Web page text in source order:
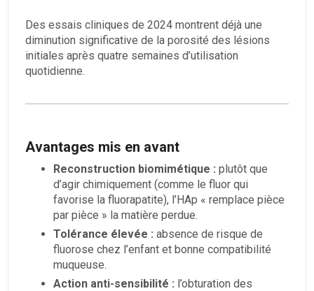
Des essais cliniques de 2024 montrent déjà une
diminution significative de la porosité des lésions
initiales après quatre semaines d’utilisation
quotidienne.
Avantages mis en avant
Reconstruction biomimétique : plutôt que
d’agir chimiquement (comme le fluor qui
favorise la fluorapatite), l’HAp « remplace pièce
par pièce » la matière perdue.
Tolérance élevée : absence de risque de
fluorose chez l’enfant et bonne compatibilité
muqueuse.
Action anti-sensibilité : l’obturation des